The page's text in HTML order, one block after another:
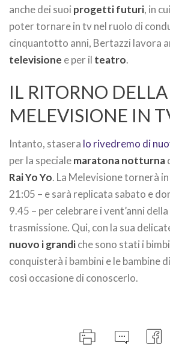
anche dei suoi progetti futuri, in
poter tornare in tv nel ruolo di
cinquantotto anni, Bertazzi lavora
televisione e per il teatro.
IL RITORNO DELLA
MELEVISIONE IN
Intanto, stasera lo rivedremo di
per la specialemaratona notturna
Rai Yo Yo. La Melevisione tornerà
21:05 – e sarà replicata sabato e
9.45 – per celebrare i vent’anni
trasmissione. Qui, con la sua
nuovo i grandiche sono stati i
conquisterà i bambini e le bambine
così occasione di conoscerlo.